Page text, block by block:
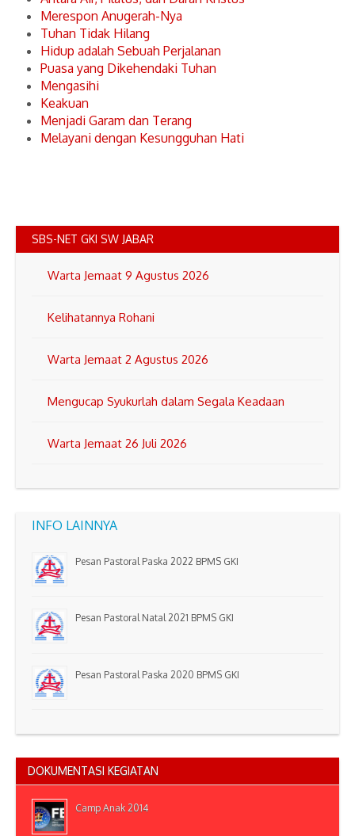
Merespon Anugerah-Nya
Tuhan Tidak Hilang
Hidup adalah Sebuah Perjalanan
Puasa yang Dikehendaki Tuhan
Mengasihi
Keakuan
Menjadi Garam dan Terang
Melayani dengan Kesungguhan Hati
SBS-NET GKI SW JABAR
Warta Jemaat 9 Agustus 2026
Kelihatannya Rohani
Warta Jemaat 2 Agustus 2026
Mengucap Syukurlah dalam Segala Keadaan
Warta Jemaat 26 Juli 2026
INFO LAINNYA
Pesan Pastoral Paska 2022 BPMS GKI
Pesan Pastoral Natal 2021 BPMS GKI
Pesan Pastoral Paska 2020 BPMS GKI
DOKUMENTASI KEGIATAN
Camp Anak 2014